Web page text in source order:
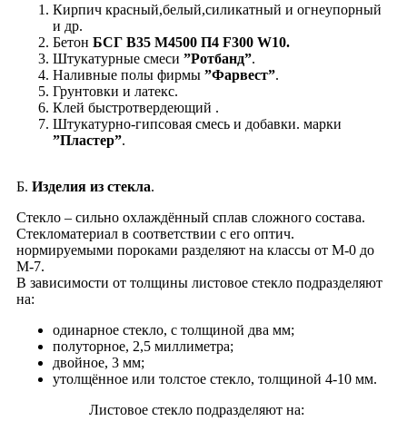
Кирпич красный,белый,силикатный и огнеупорный
и др.
Бетон БСГ В35 М4500 П4 F300 W10.
Штукатурные смеси ”Ротбанд”.
Наливные полы фирмы ”Фарвест”.
Грунтовки и латекс.
Клей быстротвердеющий .
Штукатурно-гипсовая смесь и добавки. марки
”Пластер”.
Б. Изделия из стекла.
Cтекло – сильно охлаждённый сплав сложного состава.
Стекломатериал в соответствии с его оптич.
нормируемыми пороками разделяют на классы от М-0 до
М-7.
В зависимости от толщины листовое стекло подразделяют
на:
одинарное стекло, с толщиной два мм;
полуторное, 2,5 миллиметра;
двойное, 3 мм;
утолщённое или толстое стекло, толщиной 4-10 мм.
Листовое стекло подразделяют на: